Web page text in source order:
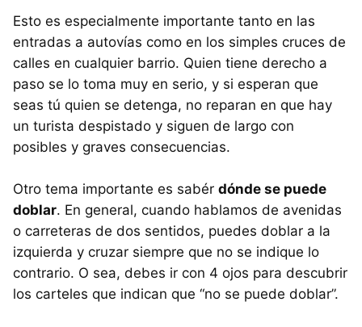
Esto es especialmente importante tanto en las
entradas a autovías como en los simples cruces de
calles en cualquier barrio. Quien tiene derecho a
paso se lo toma muy en serio, y si esperan que
seas tú quien se detenga, no reparan en que hay
un turista despistado y siguen de largo con
posibles y graves consecuencias.
Otro tema importante es sabér dónde se puede
doblar. En general, cuando hablamos de avenidas
o carreteras de dos sentidos, puedes doblar a la
izquierda y cruzar siempre que no se indique lo
contrario. O sea, debes ir con 4 ojos para descubrir
los carteles que indican que “no se puede doblar”.